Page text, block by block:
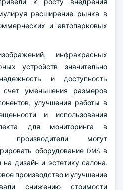
к росту внедрения
расширение рынка в
и автопарковых
инфракрасных
устройств значительно
и доступность
счет уменьшения размеров
улучшения работы в
и использования
для мониторинга в
производители могут
оборудование DMS в
дизайн и эстетику салона.
производство и улучшение
снижению стоимости